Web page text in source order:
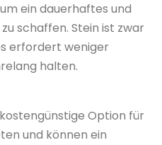
ein dauerhaftes und
schaffen. Stein ist zwar
erfordert weniger
halten.
Option für
und können ein